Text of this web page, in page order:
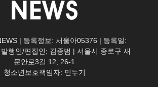
| 등록정보: 서울아05376 | 등록일:
행인/편집인: 김종범 | 서울시 종로구 새
문안로3길 12, 26-1
청소년보호책임자: 민두기